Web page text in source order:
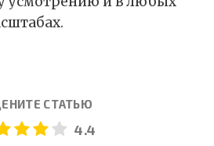
СТАТЬЮ
4.4